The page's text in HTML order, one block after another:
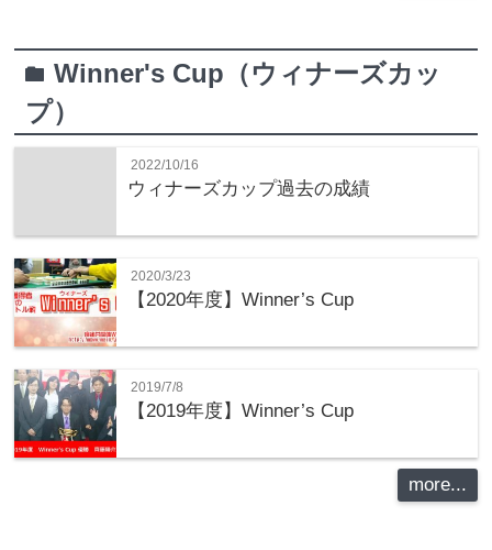
folderWinner's Cup（ウィナーズカッ
プ）
2022/10/16
ウィナーズカップ過去の成績
2020/3/23
【2020年度】Winner’s Cup
2019/7/8
【2019年度】Winner’s Cup
more...